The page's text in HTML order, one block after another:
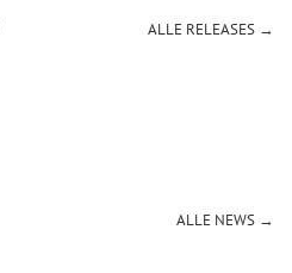
ALLE RELEASES →
ALLE NEWS →